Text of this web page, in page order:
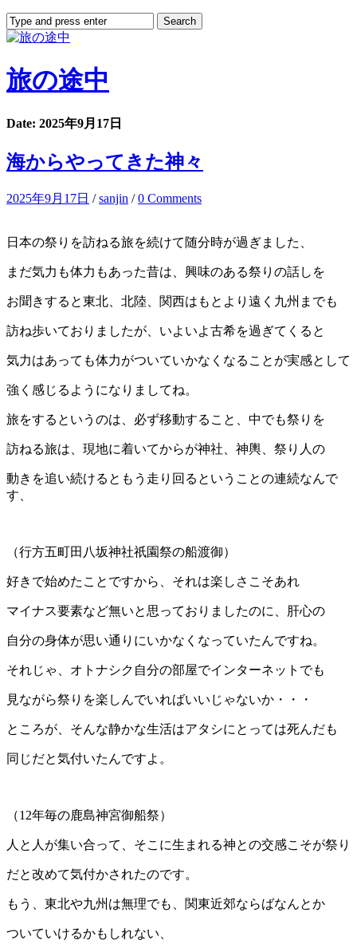
旅の途中
Date: 2025年9月17日
海からやってきた神々
2025年9月17日 /sanjin /0 Comments
日本の祭りを訪ねる旅を続けて随分時が過ぎました、
まだ気力も体力もあった昔は、興味のある祭りの話しを
お聞きすると東北、北陸、関西はもとより遠く九州までも
訪ね歩いておりましたが、いよいよ古希を過ぎてくると
気力はあっても体力がついていかなくなることが実感として
強く感じるようになりましてね。
旅をするというのは、必ず移動すること、中でも祭りを
訪ねる旅は、現地に着いてからが神社、神輿、祭り人の
動きを追い続けるともう走り回るということの連続なんで
す、
（行方五町田八坂神社祇園祭の船渡御）
好きで始めたことですから、それは楽しさこそあれ
マイナス要素など無いと思っておりましたのに、肝心の
自分の身体が思い通りにいかなくなっていたんですね。
それじゃ、オトナシク自分の部屋でインターネットでも
見ながら祭りを楽しんでいればいいじゃないか・・・
ところが、そんな静かな生活はアタシにとっては死んだも
同じだと気付いたんですよ。
（12年毎の鹿島神宮御船祭）
人と人が集い合って、そこに生まれる神との交感こそが祭り
だと改めて気付かされたのです。
もう、東北や九州は無理でも、関東近郊ならばなんとか
ついていけるかもしれない、